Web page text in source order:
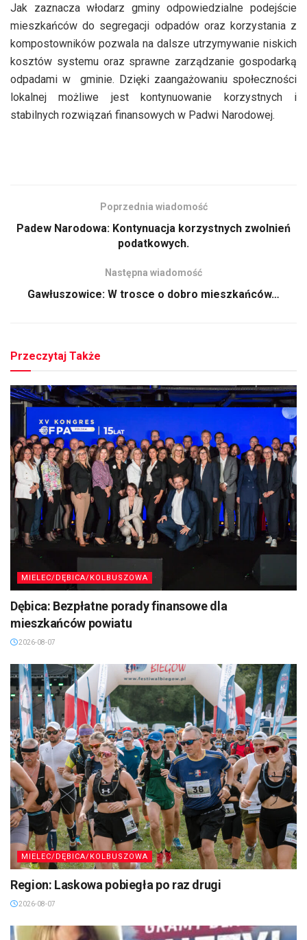
Jak zaznacza włodarz gminy odpowiedzialne podejście
mieszkańców do segregacji odpadów oraz korzystania z
kompostowników pozwala na dalsze utrzymywanie niskich
kosztów systemu oraz sprawne zarządzanie gospodarką
odpadami w gminie. Dzięki zaangażowaniu społeczności
lokalnej możliwe jest kontynuowanie korzystnych i
stabilnych rozwiązań finansowych w Padwi Narodowej.
Poprzednia wiadomość
Padew Narodowa: Kontynuacja korzystnych zwolnień
podatkowych.
Następna wiadomość
Gawłuszowice: W trosce o dobro mieszkańców…
Przeczytaj Także
MIELEC/DĘBICA/KOLBUSZOWA
Dębica: Bezpłatne porady finansowe dla
mieszkańców powiatu
2026-08-07
MIELEC/DĘBICA/KOLBUSZOWA
Region: Laskowa pobiegła po raz drugi
2026-08-07